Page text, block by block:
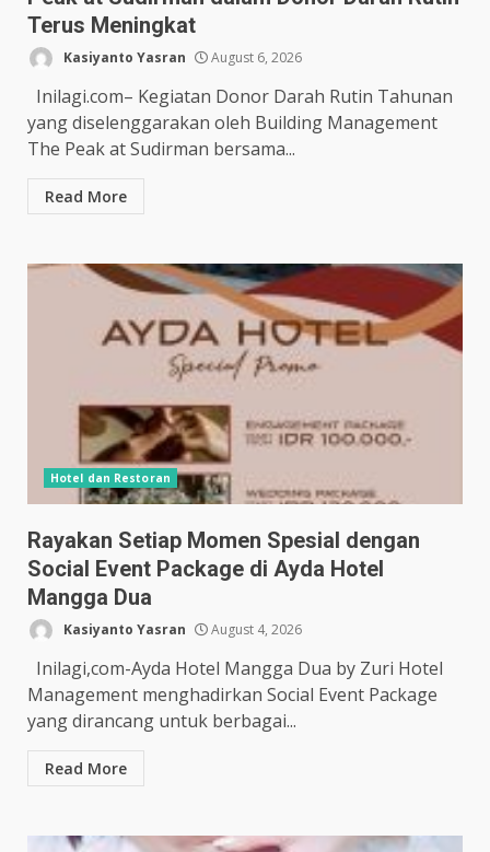
Terus Meningkat
Kasiyanto Yasran August 6, 2026
Inilagi.com– Kegiatan Donor Darah Rutin Tahunan
yang diselenggarakan oleh Building Management
The Peak at Sudirman bersama...
Read More
Hotel dan Restoran
Rayakan Setiap Momen Spesial dengan
Social Event Package di Ayda Hotel
Mangga Dua
Kasiyanto Yasran August 4, 2026
Inilagi,com-Ayda Hotel Mangga Dua by Zuri Hotel
Management menghadirkan Social Event Package
yang dirancang untuk berbagai...
Read More